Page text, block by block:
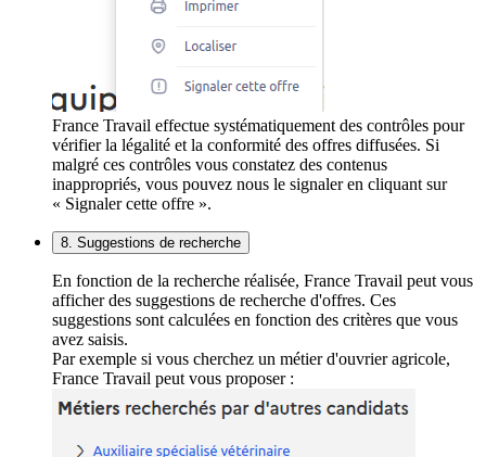
France Travail effectue systématiquement des contrôles pour
vérifier la légalité et la conformité des offres diffusées. Si
malgré ces contrôles vous constatez des contenus
inappropriés, vous pouvez nous le signaler en cliquant sur
« Signaler cette offre ».
8. Suggestions de recherche
En fonction de la recherche réalisée, France Travail peut vous
afficher des suggestions de recherche d'offres. Ces
suggestions sont calculées en fonction des critères que vous
avez saisis.
Par exemple si vous cherchez un métier d'ouvrier agricole,
France Travail peut vous proposer :